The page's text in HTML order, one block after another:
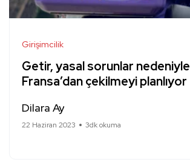
Girişimcilik
Getir, yasal sorunlar nedeniyle
Fransa’dan çekilmeyi planlıyor
Dilara Ay
22 Haziran 2023 3dk okuma